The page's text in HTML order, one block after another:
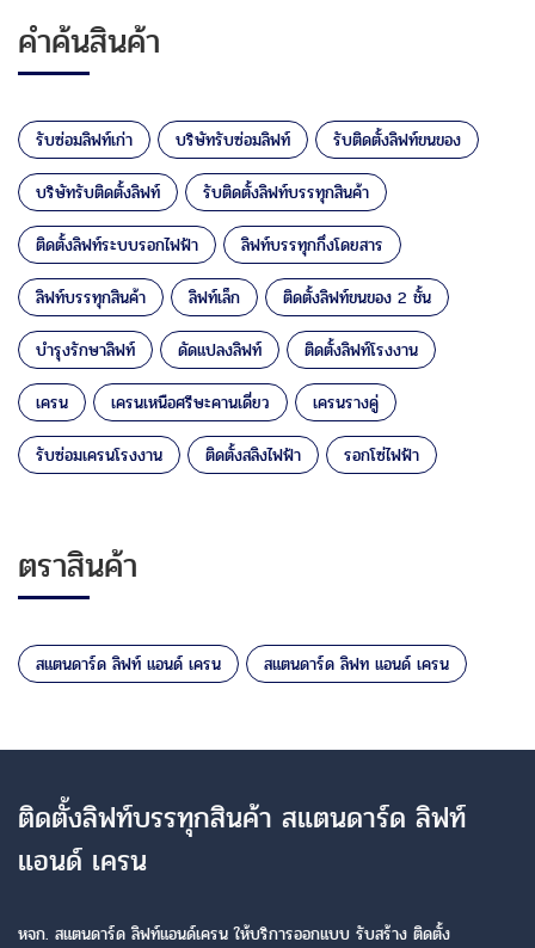
คำค้นสินค้า
รับซ่อมลิฟท์เก่า บริษัทรับซ่อมลิฟท์ รับติดตั้งลิฟท์ขนของ
บริษัทรับติดตั้งลิฟท์ รับติดตั้งลิฟท์บรรทุกสินค้า
ติดตั้งลิฟท์ระบบรอกไฟฟ้า ลิฟท์บรรทุกกึ่งโดยสาร
ลิฟท์บรรทุกสินค้า ลิฟท์เล็ก ติดตั้งลิฟท์ขนของ 2 ชั้น
บำรุงรักษาลิฟท์ ดัดแปลงลิฟท์ ติดตั้งลิฟท์โรงงาน
เครน เครนเหนือศรีษะคานเดี่ยว เครนรางคู่
รับซ่อมเครนโรงงาน ติดตั้งสลิงไฟฟ้า รอกโซ่ไฟฟ้า
ตราสินค้า
สแตนดาร์ด ลิฟท์ แอนด์ เครน สแตนดาร์ด ลิฟท แอนด์ เครน
ติดตั้งลิฟท์บรรทุกสินค้า สแตนดาร์ด ลิฟท์
แอนด์ เครน
หจก. สแตนดาร์ด ลิฟท์แอนด์เครน ให้บริการออกแบบ รับสร้าง ติดตั้ง